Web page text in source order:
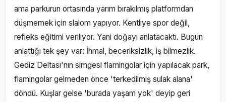
ama parkurun ortasında yarım bırakılmış platformdan
düşmemek için slalom yapıyor. Kentliye spor değil,
refleks eğitimi veriliyor. Yani doğayı anlatacaktı. Bugün
anlattığı tek şey var: İhmal, beceriksizlik, iş bilmezlik.
Gediz Deltası'nın simgesi flamingolar için yapılacak park,
flamingolar gelmeden önce 'terkedilmiş sulak alana'
döndü. Kuşlar gelse 'burada yaşam yok' deyip geri